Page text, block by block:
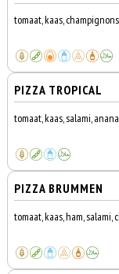
tomaat, kaas,
PIZZA TROPICAL
tomaat, kaas, salami,
PIZZA BRUMMEN
tomaat, kaas, ham,